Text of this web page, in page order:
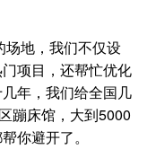
场地，我们不仅设
项目，还帮忙优化
年，我们给全国几
蹦床馆，大到5000
你避开了。